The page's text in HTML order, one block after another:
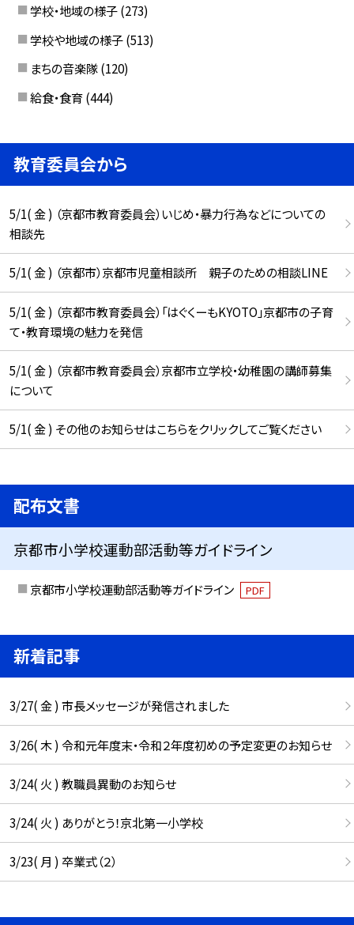
学校・地域の様子 (273)
学校や地域の様子 (513)
まちの音楽隊 (120)
給食・食育 (444)
教育委員会から
5/1( 金 ) （京都市教育委員会）いじめ・暴力行為などについての
相談先
5/1( 金 ) （京都市）京都市児童相談所 親子のための相談LINE
5/1( 金 ) （京都市教育委員会）「はぐくーもKYOTO」京都市の子育
て・教育環境の魅力を発信
5/1( 金 ) （京都市教育委員会）京都市立学校・幼稚園の講師募集
について
5/1( 金 ) その他のお知らせはこちらをクリックしてご覧ください
配布文書
京都市小学校運動部活動等ガイドライン
京都市小学校運動部活動等ガイドライン PDF
新着記事
3/27( 金 ) 市長メッセージが発信されました
3/26( 木 ) 令和元年度末・令和２年度初めの予定変更のお知らせ
3/24( 火 ) 教職員異動のお知らせ
3/24( 火 ) ありがとう！京北第一小学校
3/23( 月 ) 卒業式（２）